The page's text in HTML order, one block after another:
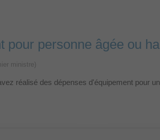
personne âgée ou
ministre)
réalisé des dépenses d'équipement pour